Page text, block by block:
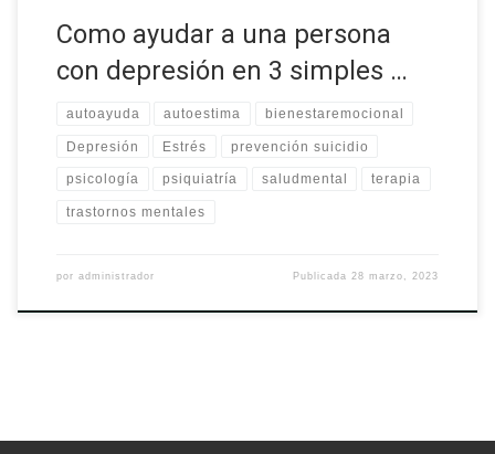
Como ayudar a una persona
con depresión en 3 simples …
autoayuda autoestima bienestaremocional
Depresión Estrés prevención suicidio
psicología psiquiatría saludmental terapia
trastornos mentales
por administrador Publicada28 marzo, 2023